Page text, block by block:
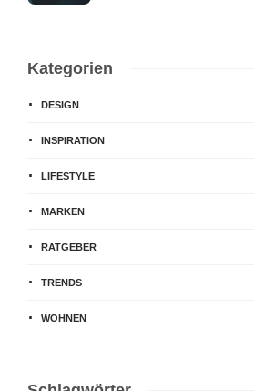
Kategorien
DESIGN
INSPIRATION
LIFESTYLE
MARKEN
RATGEBER
TRENDS
WOHNEN